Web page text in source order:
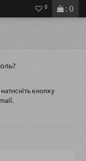
: 0
0
кнопку